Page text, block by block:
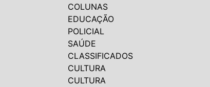
COLUNAS
EDUCAÇÃO
POLICIAL
SAÚDE
CLASSIFICADOS
CULTURA
CULTURA